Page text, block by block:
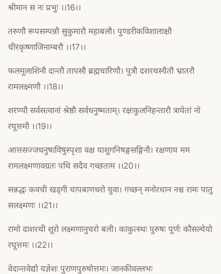
श्रीमान स नः प्रभुः ।।16।।
तरुणौ रूपसम्पन्नौ सुकुमारौ महाबलौ। पुण्डरीकविशालाक्षौ
चीरकृष्णाजिनाम्बरौ ।।17।।
फलमूलाशिनौ दान्तौ तापसौ ब्रह्मचारिणौ। पुत्रौ दशरथस्यैतौ भ्रातरौ
रामलक्ष्मणौ ।।18।।
शरण्यौ सर्वसत्वानां श्रेष्ठौ सर्वधनुष्मताम्। रक्षःकुलनिहन्तारौ त्रायेतां नो
रघूत्तमौ ।।19।।
आत्तसज्जधनुषाविषुस्पृशा वक्ष याशुगनिषङ्गसङ्गिनौ। रक्षणाय मम
रामलक्ष्मणावग्रतः पथि सदैव गच्छताम ।।20।।
सन्नद्धः कवची खड्गी चापबाणधरो युवा। गच्छन् मनोरथान नश्च रामः पातु
सलक्ष्मणः ।।21।।
रामो दाशरथी शूरो लक्ष्मणानुचरो बली। काकुत्स्थः पुरुषः पूर्णः कौसल्येयो
रघूत्तमः ।।22।।
वेदान्तवेद्यो यज्ञेशः पुराणपुरुषोत्तमः। जानकीवल्लभः